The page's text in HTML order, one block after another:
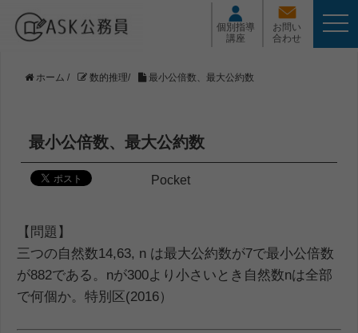
個別指導
講座
お問い
合わせ
t
o
g
g
ホーム / 数的推理/ 最小公倍数、最大公約数
最小公倍数、最大公約数
Pocket
【問題】
三つの自然数14,63, n は最大公約数が7で最小公倍数
が882である。nが300より小さいとき自然数nは全部
で何個か。特別区(2016）